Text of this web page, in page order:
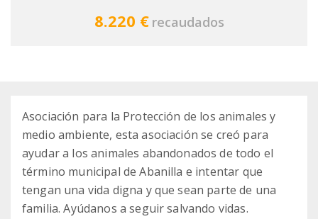
8.220 € recaudados
Asociación para la Protección de los animales y
medio ambiente, esta asociación se creó para
ayudar a los animales abandonados de todo el
término municipal de Abanilla e intentar que
tengan una vida digna y que sean parte de una
familia. Ayúdanos a seguir salvando vidas.